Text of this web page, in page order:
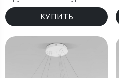
КУПИТЬ